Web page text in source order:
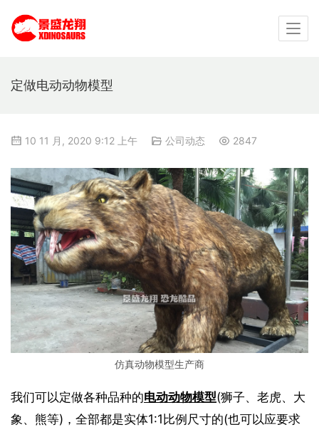
定做电动动物模型
10 11 月, 2020 9:12 上午 公司动态 2847
仿真动物模型生产商
我们可以定做各种品种的电动动物模型(狮子、老虎、大
象、熊等)，全部都是实体1:1比例尺寸的(也可以应要求